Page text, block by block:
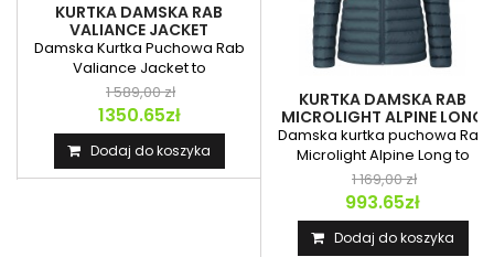
KURTKA DAMSKA RAB
VALIANCE JACKET
Damska Kurtka Puchowa Rab
Valiance Jacket to
wodoodporna izolacja...
1 589,00 zł
1350.65zł
Dodaj do koszyka
KURTKA DAMSKA RAB
MICROLIGHT ALPINE LONG
JACKET
Damska kurtka puchowa Rab
Microlight Alpine Long to
wydłużony model...
1 169,00 zł
993.65zł
Dodaj do koszyka